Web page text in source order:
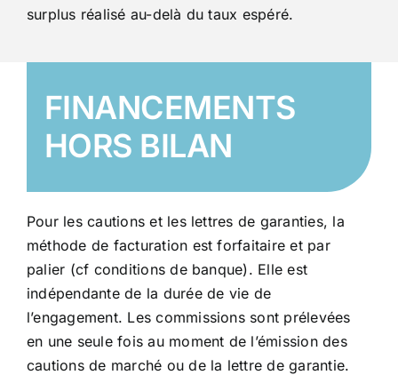
surplus réalisé au-delà du taux espéré.
FINANCEMENTS
HORS BILAN
Pour les cautions et les lettres de garanties, la
méthode de facturation est forfaitaire et par
palier (cf conditions de banque). Elle est
indépendante de la durée de vie de
l’engagement. Les commissions sont prélevées
en une seule fois au moment de l’émission des
cautions de marché ou de la lettre de garantie.